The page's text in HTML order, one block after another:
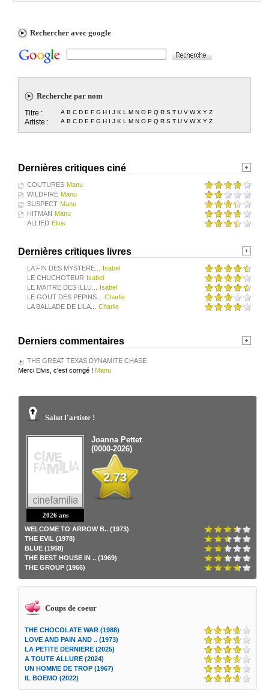
Rechercher avec google
Recherche par nom
Titre : A B C D E F G H I J K L M N O P Q R S T U V W X Y Z
Artiste : A B C D E F G H I J K L M N O P Q R S T U V W X Y Z
Dernières critiques ciné
COUTURES Manu
WILDFIRE Manu
SUSPECT Manu
HITMAN Manu
ALLIED Elvis
Dernières critiques livres
LA FIN DES MYSTERE...
Isabel
LE CHUCHOTEUR Isabel
LE MAITRE DES ILLU...
Isabel
LE GOUT DES PEPINS...
Charlie
LA BALLADE DE LILA...
Charlie
Derniers commentaires
THE GREAT TEXAS DYNAMITE CHASE
Merci Elvis, c'est corrigé ! Manu
Salut l'artiste !
2026 ans
Joanna Pettet
(0000-2026)
2.73
WELCOME TO ARROW B.. (1973)
THE EVIL (1978)
BLUE (1968)
THE BEST HOUSE IN .. (1969)
THE GROUP (1966)
Coups de coeur
THE CHOCOLATE WAR (1988)
LOVE AND PAIN AND .. (1973)
LA PETITE DERNIERE (2025)
A TOUTE ALLURE (2024)
UN HOMME DE TROP (1967)
IL BOEMO (2022)